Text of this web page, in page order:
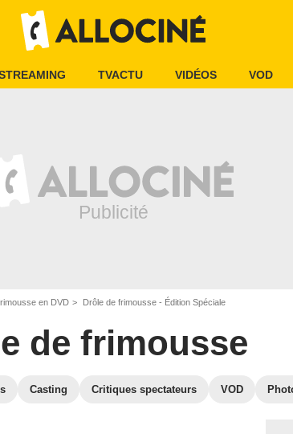
TVACTU VIDÉOS VOD
en DVD Drôle de frimousse - Édition Spéciale
de frimousse
Casting Critiques spectateurs VOD